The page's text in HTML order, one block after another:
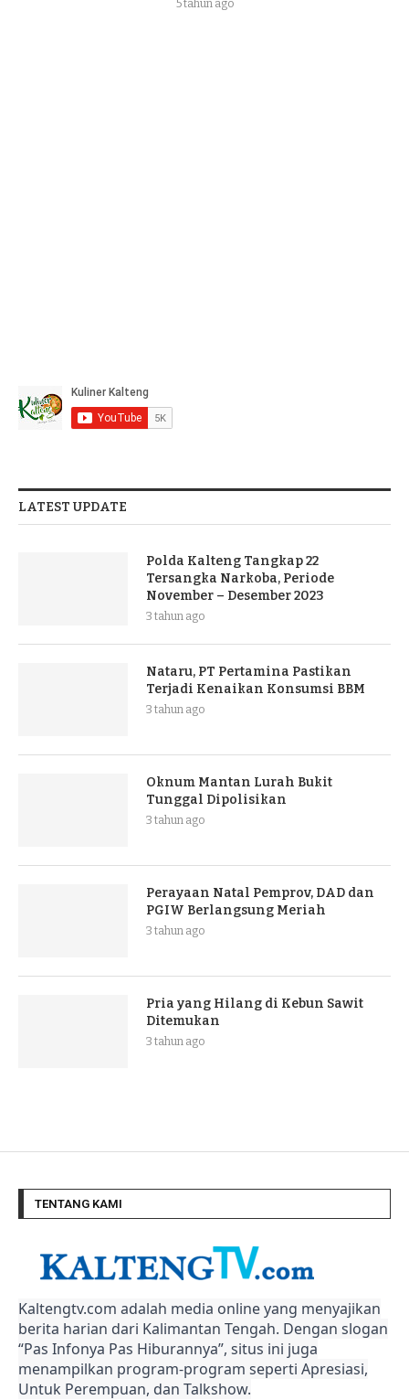
5 tahun ago
LATEST UPDATE
Polda Kalteng Tangkap 22
Tersangka Narkoba, Periode
November – Desember 2023
3 tahun ago
Nataru, PT Pertamina Pastikan
Terjadi Kenaikan Konsumsi BBM
3 tahun ago
Oknum Mantan Lurah Bukit
Tunggal Dipolisikan
3 tahun ago
Perayaan Natal Pemprov, DAD dan
PGIW Berlangsung Meriah
3 tahun ago
Pria yang Hilang di Kebun Sawit
Ditemukan
3 tahun ago
TENTANG KAMI
Kaltengtv.com adalah media online yang menyajikan
berita harian dari Kalimantan Tengah. Dengan slogan
“Pas Infonya Pas Hiburannya”, situs ini juga
menampilkan program-program seperti Apresiasi,
Untuk Perempuan, dan Talkshow.